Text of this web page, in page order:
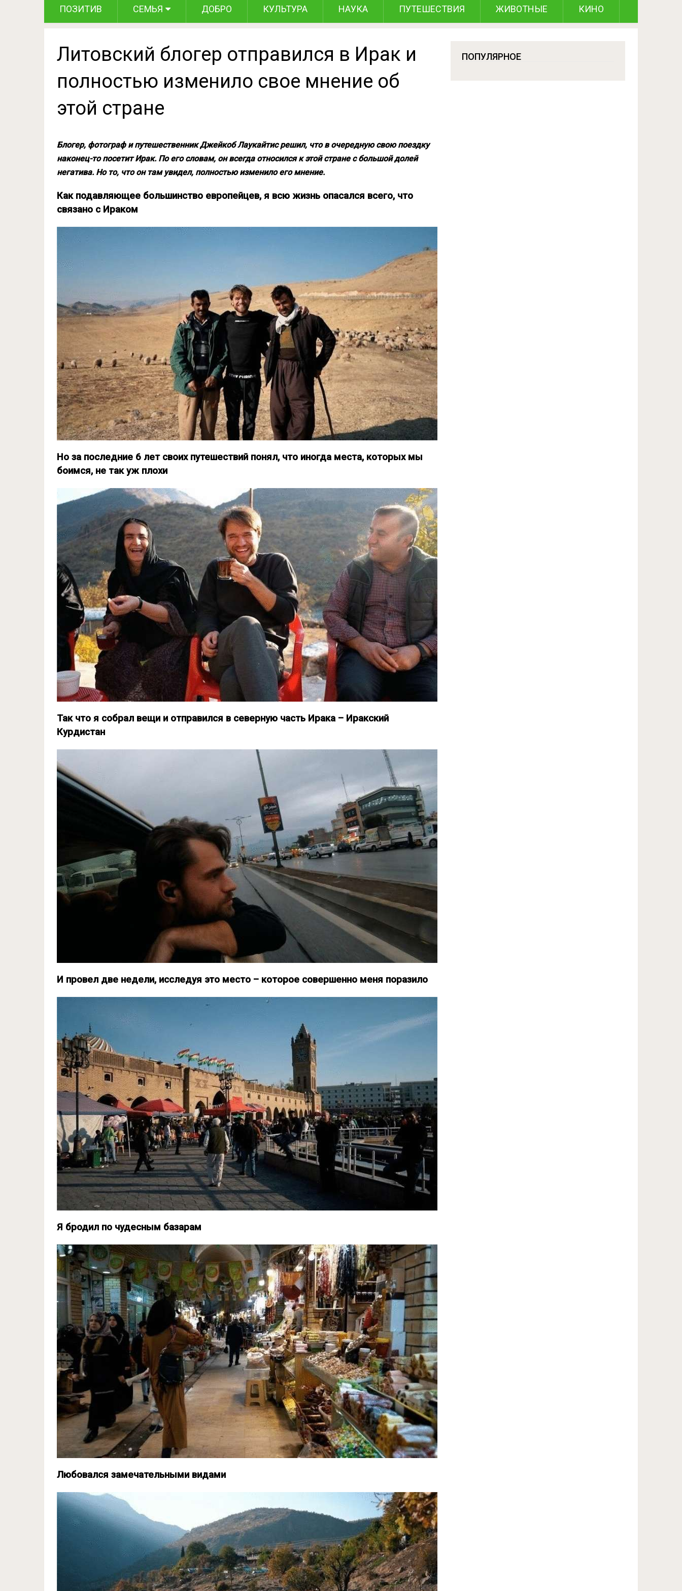
ПОЗИТИВ СЕМЬЯ ДОБРО КУЛЬТУРА НАУКА ПУТЕШЕСТВИЯ ЖИВОТНЫЕ КИНО
Литовский блогер отправился в Ирак и
полностью изменило свое мнение об
этой стране
Блогер, фотограф и путешественник Джейкоб Лаукайтис решил, что в очередную свою поездку
наконец-то посетит Ирак. По его словам, он всегда относился к этой стране с большой долей
негатива. Но то, что он там увидел, полностью изменило его мнение.
Как подавляющее большинство европейцев, я всю жизнь опасался всего, что
связано с Ираком
Но за последние 6 лет своих путешествий понял, что иногда места, которых мы
боимся, не так уж плохи
Так что я собрал вещи и отправился в северную часть Ирака – Иракский
Курдистан
И провел две недели, исследуя это место – которое совершенно меня поразило
Я бродил по чудесным базарам
Любовался замечательными видами
ПОПУЛЯРНОЕ